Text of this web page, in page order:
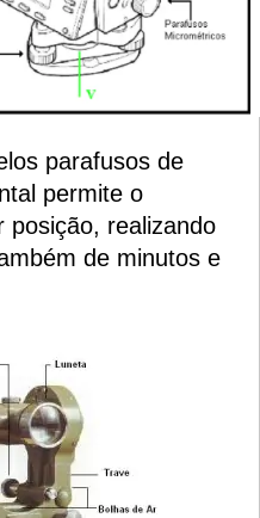
parafusos de
permite o
posição, realizando
de minutos e